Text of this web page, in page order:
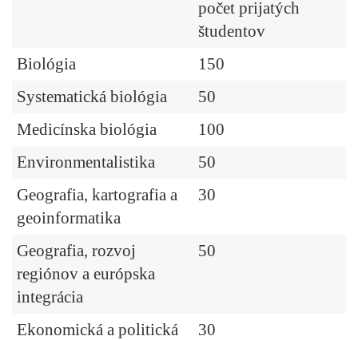
počet prijatých
študentov
Biológia
150
Systematická biológia
50
Medicínska biológia
100
Environmentalistika
50
Geografia, kartografia a
geoinformatika
30
Geografia, rozvoj
regiónov a európska
integrácia
50
Ekonomická a politická
30